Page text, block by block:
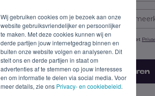
Wij gebruiken cookies om je bezoek aan onze
website gebruiksvriendelijker en persoonlijker
te maken. Met deze cookies kunnen wij en
derde partijen jouw internetgedrag binnen en
buiten onze website volgen en analyseren. Dit
stelt ons en derde partijen in staat om
advertenties af te stemmen op jouw interesses
en om informatie te delen via social media. Voor
meer details, zie ons Privacy- en cookiebeleid.
Ik zoek werk in
Ik ga akkoord met het
verwerken.*
Versturen